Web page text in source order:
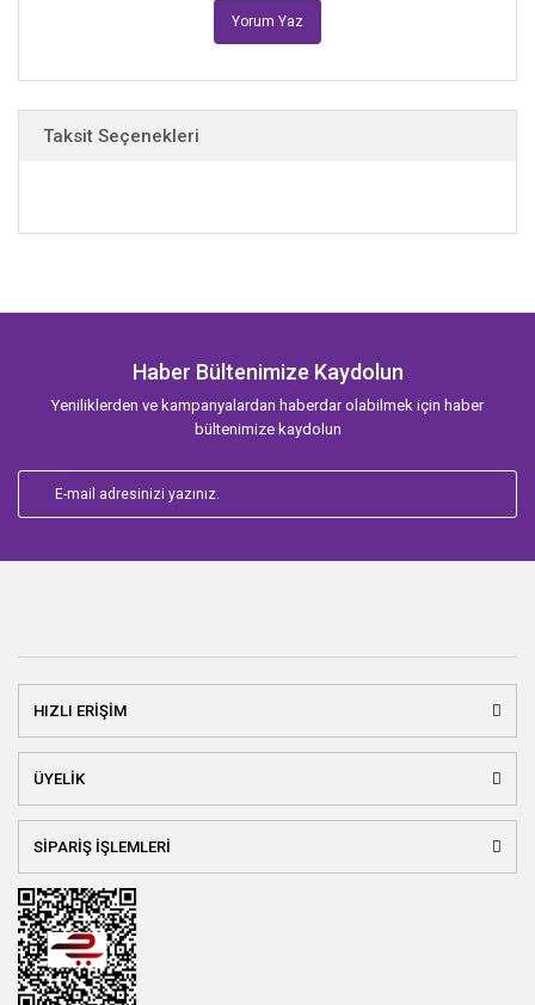
Yorum Yaz
Taksit Seçenekleri
Haber Bültenimize Kaydolun
Yeniliklerden ve kampanyalardan haberdar olabilmek için haber
bültenimize kaydolun
HIZLI ERİŞİM
ÜYELİK
SİPARİŞ İŞLEMLERİ